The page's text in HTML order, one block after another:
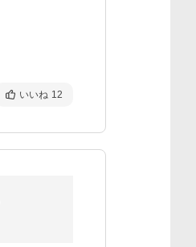
いいね 12